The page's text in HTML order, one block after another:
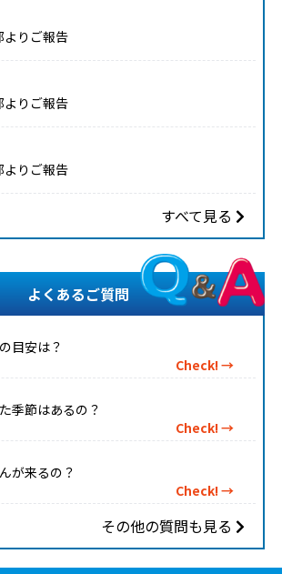
よりご報告
よりご報告
よりご報告
すべて見る
よくあるご質問
目安は？
Check! →
季節はあるの？
Check! →
が来るの？
Check! →
その他の質問も見る